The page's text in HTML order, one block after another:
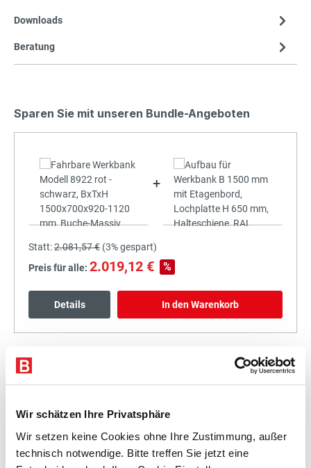
Wir schätzen Ihre Privatsphäre
Wir setzen keine Cookies ohne Ihre Zustimmung, außer
technisch notwendige. Bitte treffen Sie jetzt eine
Downloads
Beratung
Sparen Sie mit unseren Bundle-Angeboten
+
Statt:2.081,57 € (3%gespart)
Preis für alle: 2.019,12 € %
Details In den Warenkorb
3%